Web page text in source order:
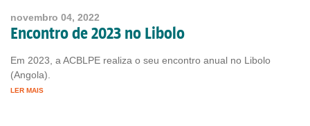
novembro 04, 2022
Encontro de 2023 no Libolo
Em 2023, a ACBLPE realiza o seu encontro anual no Libolo
(Angola).
LER MAIS